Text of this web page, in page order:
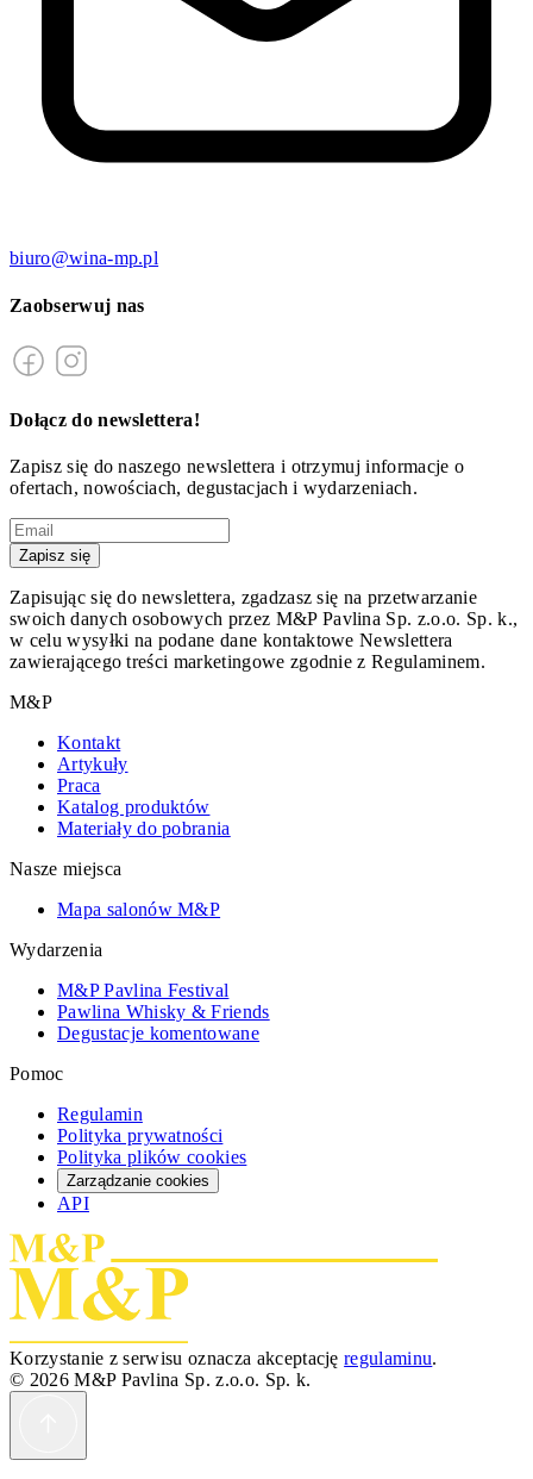
biuro@wina-mp.pl
Zaobserwuj nas
Dołącz do newslettera!
Zapisz się do naszego newslettera i otrzymuj informacje o
ofertach, nowościach, degustacjach i wydarzeniach.
Zapisz się
Zapisując się do newslettera, zgadzasz się na przetwarzanie
swoich danych osobowych przez M&P Pavlina Sp. z.o.o. Sp. k.,
w celu wysyłki na podane dane kontaktowe Newslettera
zawierającego treści marketingowe zgodnie z Regulaminem.
M&P
Kontakt
Artykuły
Praca
Katalog produktów
Materiały do pobrania
Nasze miejsca
Mapa salonów M&P
Wydarzenia
M&P Pavlina Festival
Pawlina Whisky & Friends
Degustacje komentowane
Pomoc
Regulamin
Polityka prywatności
Polityka plików cookies
Zarządzanie cookies
API
Korzystanie z serwisu oznacza akceptacjęregulaminu.
© 2026 M&P Pavlina Sp. z.o.o. Sp. k.